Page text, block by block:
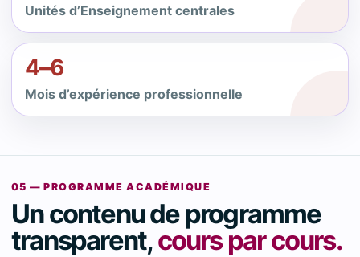
Unités d’Enseignement centrales
4–6
Mois d’expérience professionnelle
05 — PROGRAMME ACADÉMIQUE
Un contenu de programme
transparent,cours par cours.